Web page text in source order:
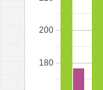
180
200